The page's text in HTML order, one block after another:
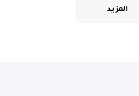
المزيد